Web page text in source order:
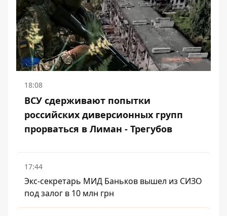
18:08
ВСУ сдерживают попытки
российских диверсионных групп
прорваться в Лиман - Трегубов
17:44
Экс-секретарь МИД Баньков вышел из СИЗО
под залог в 10 млн грн